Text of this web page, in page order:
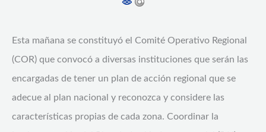
Esta mañana se constituyó el Comité Operativo Regional
(COR) que convocó a diversas instituciones que serán las
encargadas de tener un plan de acción regional que se
adecue al plan nacional y reconozca y considere las
características propias de cada zona. Coordinar la
Coquimbo